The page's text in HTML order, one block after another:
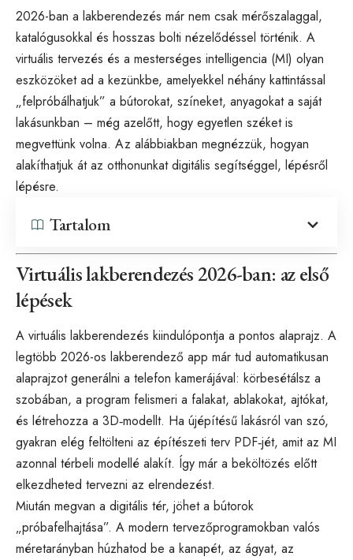
2026-ban a lakberendezés már nem csak mérőszalaggal,
katalógusokkal és hosszas bolti nézelődéssel történik. A
virtuális tervezés és a mesterséges intelligencia (MI) olyan
eszközöket ad a kezünkbe, amelyekkel néhány kattintással
„felpróbálhatjuk” a bútorokat, színeket, anyagokat a saját
lakásunkban – még azelőtt, hogy egyetlen széket is
megvettünk volna. Az alábbiakban megnézzük, hogyan
alakíthatjuk át az otthonunkat digitális segítséggel, lépésről
lépésre.
Tartalom
Virtuális lakberendezés 2026-ban: az első
lépések
A virtuális lakberendezés kiindulópontja a pontos alaprajz. A
legtöbb 2026-os lakberendező app már tud automatikusan
alaprajzot generálni a telefon kamerájával: körbesétálsz a
szobában, a program felismeri a falakat, ablakokat, ajtókat,
és létrehozza a 3D‑modellt. Ha újépítésű lakásról van szó,
gyakran elég feltölteni az építészeti terv PDF‑jét, amit az MI
azonnal térbeli modellé alakít. Így már a beköltözés előtt
elkezdheted tervezni az elrendezést.
Miután megvan a digitális tér, jöhet a bútorok
„próbafelhajtása”. A modern tervezőprogramokban valós
méretarányban húzhatod be a kanapét, az ágyat, az